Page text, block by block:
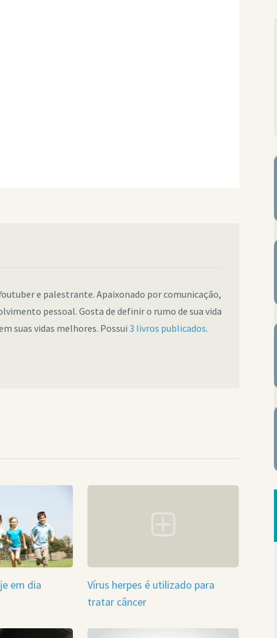
e palestrante. Apaixonado por comunicação,
pessoal. Gosta de definir o rumo de sua vida
suas vidas melhores. Possui 3 livros publicados.
em dia
Vírus herpes é utilizado para
tratar câncer